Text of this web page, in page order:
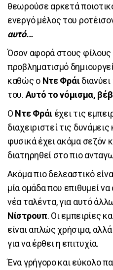
θεωρούσε αρκετά
ενεργό μέλος του
αυτό...
Όσον αφορά στους φίλους
προβληματισμό
καθώς ο Ντε Φράι
του. Αυτό το νόμισμα,
Ο Ντε Φράι έχει τις
διαχειριστεί τις
φυσικά έχει ακόμα σεζόν
διατηρηθεί στο πιο
Ακόμα πιο δελεαστικό
μία ομάδα που επιθυμεί να
νέα ταλέντα, για αυτό
Νίστρουπ. Οι εμπειρίες
είναι απλώς χρήσιμα,
για να έρθει η επιτυχία.
Ένα γρήγορο και εύκολο